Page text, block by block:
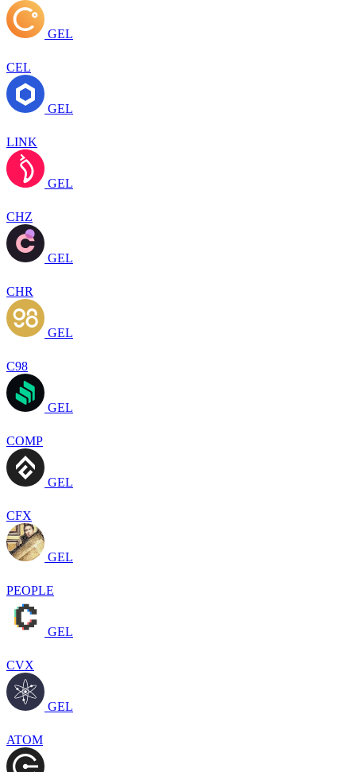
GEL
CEL
GEL
LINK
GEL
CHZ
GEL
CHR
GEL
C98
GEL
COMP
GEL
CFX
GEL
PEOPLE
GEL
CVX
GEL
ATOM